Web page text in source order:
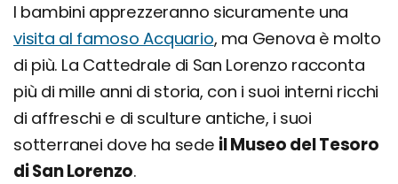
I bambini apprezzeranno sicuramente una
visita al famoso Acquario, ma Genova è molto
di più. La Cattedrale di San Lorenzo racconta
più di mille anni di storia, con i suoi interni ricchi
di affreschi e di sculture antiche, i suoi
sotterranei dove ha sede il Museo del Tesoro
di San Lorenzo.